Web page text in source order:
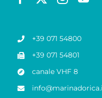
+39 071 54800
+39 071 54801
canale VHF 8